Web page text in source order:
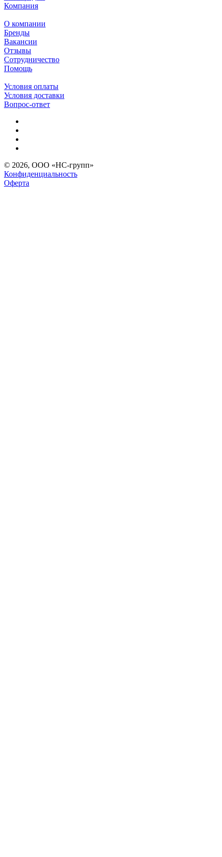
Компания
О компании
Бренды
Вакансии
Отзывы
Сотрудничество
Помощь
Условия оплаты
Условия доставки
Вопрос-ответ
© 2026, ООО «НС-групп»
Конфиденциальность
Оферта